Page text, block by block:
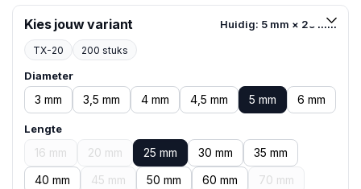
Kies jouw variant Huidig: 5 mm × 25 mm
TX-20 200 stuks
Diameter
3 mm 3,5 mm 4 mm 4,5 mm 5 mm 6 mm
Lengte
16 mm 20 mm 25 mm 30 mm
35 mm
40 mm
45 mm 50 mm 60 mm 70 mm